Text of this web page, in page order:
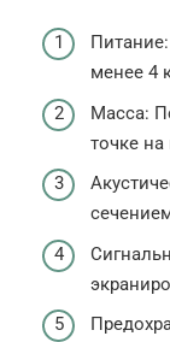
менее 4
Масса:
точке